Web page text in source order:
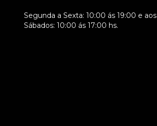
Segunda a Sexta: 10:00 ás 19:00 e aos
Sábados: 10:00 ás 17:00 hs.